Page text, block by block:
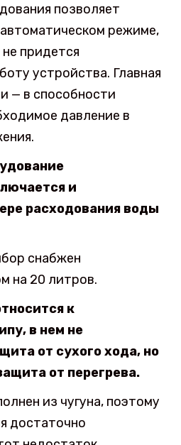
позволяет
автоматическом режиме,
придется
устройства. Главная
— в способности
давление в
и
расходования воды
снабжен
на 20 литров.
к
в нем не
от сухого хода, но
от перегрева.
из чугуна, поэтому
достаточно